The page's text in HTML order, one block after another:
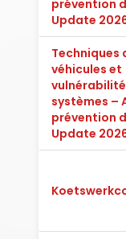
prévention
Update
Techniques
véhicules et
systèmes –
prévention
Update